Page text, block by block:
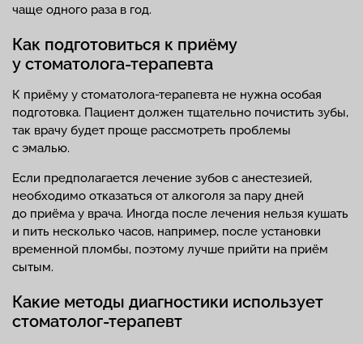
чаще одного раза в год.
Как подготовиться к приёму
у стоматолога-терапевта
К приёму у стоматолога-терапевта не нужна особая
подготовка. Пациент должен тщательно почистить зубы,
так врачу будет проще рассмотреть проблемы
с эмалью.
Если предполагается лечение зубов с анестезией,
необходимо отказаться от алкоголя за пару дней
до приёма у врача. Иногда после лечения нельзя кушать
и пить несколько часов, например, после установки
временной пломбы, поэтому лучше прийти на приём
сытым.
Какие методы диагностики использует
стоматолог-терапевт